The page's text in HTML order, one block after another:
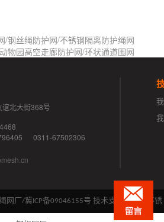
/钢丝绳防护网/不锈钢隔离防护绳网
物园高空走廊防护网/环状通道围网
北大街368号
0311-67502306
网厂/冀ICP备09046155号 技术支持：华美不锈